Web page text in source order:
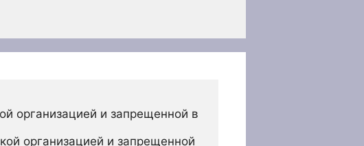
организацией и запрещенной в
организацией и запрещенной